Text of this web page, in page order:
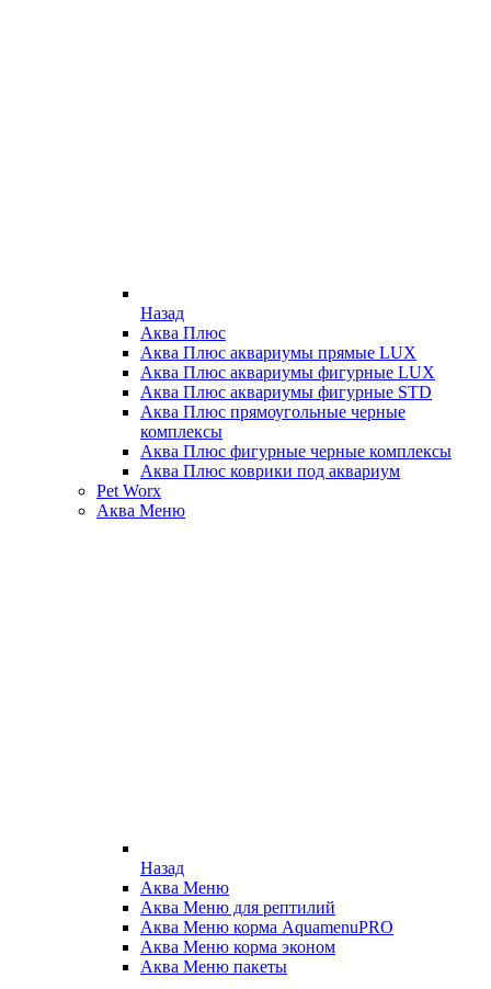
Назад
Аква Плюс
Аква Плюс аквариумы прямые LUX
Аква Плюс аквариумы фигурные LUX
Аква Плюс аквариумы фигурные STD
Аква Плюс прямоугольные черные
комплексы
Аква Плюс фигурные черные комплексы
Аква Плюс коврики под аквариум
Pet Worx
Аква Меню
Назад
Аква Меню
Аква Меню для рептилий
Аква Меню корма AquamenuPRO
Аква Меню корма эконом
Аква Меню пакеты